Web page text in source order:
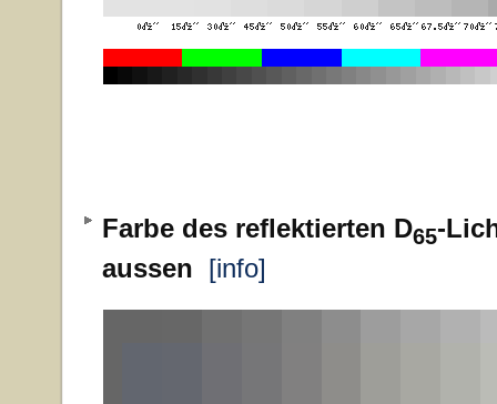
Farbe des reflektierten D65-
aussen
[info]